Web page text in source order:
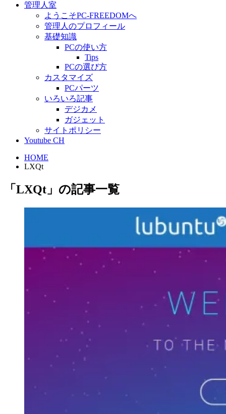
管理人室
ようこそPC-FREEDOMへ
管理人のプロフィール
基礎知識
PCの使い方
Tips
PCの選び方
カスタマイズ
PCパーツ
いろいろ記事
デジカメ
ガジェット
サイトポリシー
Youtube CH
HOME
LXQt
「LXQt」の記事一覧